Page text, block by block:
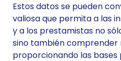
Estos datos se pueden
valiosa que permita a las
y a los prestamistas no
sino también comprender
proporcionando las